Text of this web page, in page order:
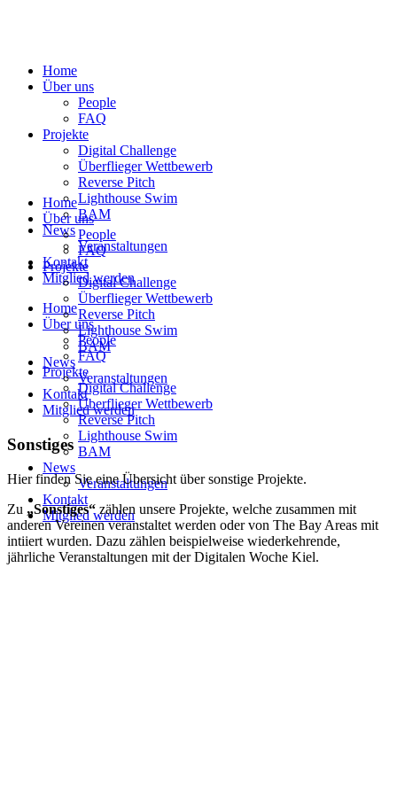
Home
Über uns
People
FAQ
Projekte
Digital Challenge
Überflieger Wettbewerb
Reverse Pitch
Lighthouse Swim
BAM
News
Veranstaltungen
Kontakt
Mitglied werden
Home
Über uns
People
FAQ
Projekte
Digital Challenge
Überflieger Wettbewerb
Reverse Pitch
Lighthouse Swim
BAM
News
Veranstaltungen
Kontakt
Mitglied werden
Home
Über uns
People
FAQ
Projekte
Digital Challenge
Überflieger Wettbewerb
Reverse Pitch
Lighthouse Swim
BAM
News
Veranstaltungen
Kontakt
Mitglied werden
Sonstiges
Hier finden Sie eine Übersicht über sonstige Projekte.
Zu „Sonstiges“ zählen unsere Projekte, welche zusammen mit
anderen Vereinen veranstaltet werden oder von The Bay Areas mit
intiiert wurden. Dazu zählen beispielweise wiederkehrende,
jährliche Veranstaltungen mit der Digitalen Woche Kiel.